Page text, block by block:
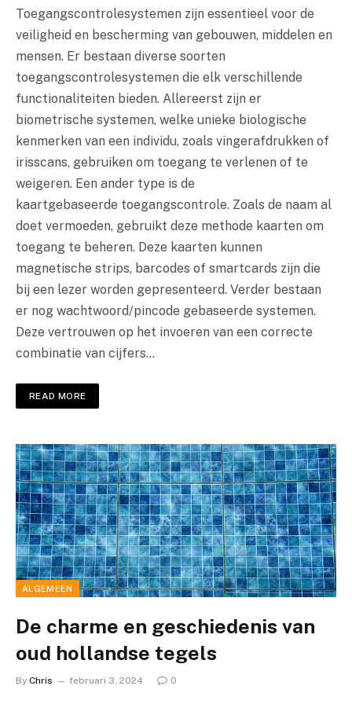
Toegangscontrolesystemen zijn essentieel voor de
veiligheid en bescherming van gebouwen, middelen en
mensen. Er bestaan diverse soorten
toegangscontrolesystemen die elk verschillende
functionaliteiten bieden. Allereerst zijn er
biometrische systemen, welke unieke biologische
kenmerken van een individu, zoals vingerafdrukken of
irisscans, gebruiken om toegang te verlenen of te
weigeren. Een ander type is de
kaartgebaseerde toegangscontrole. Zoals de naam al
doet vermoeden, gebruikt deze methode kaarten om
toegang te beheren. Deze kaarten kunnen
magnetische strips, barcodes of smartcards zijn die
bij een lezer worden gepresenteerd. Verder bestaan
er nog wachtwoord/pincode gebaseerde systemen.
Deze vertrouwen op het invoeren van een correcte
combinatie van cijfers…
READ MORE
ALGEMEEN
De charme en geschiedenis van
oud hollandse tegels
By Chris februari 3, 2024 0